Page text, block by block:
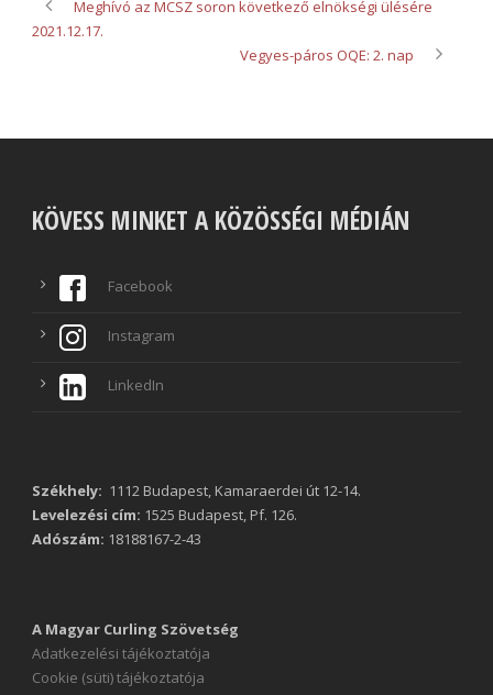
Meghívó az MCSZ soron következő elnökségi ülésére
2021.12.17.
Vegyes-páros OQE: 2. nap
KÖVESS MINKET A KÖZÖSSÉGI MÉDIÁN
Facebook
Instagram
LinkedIn
Székhely: 1112 Budapest, Kamaraerdei út 12-14.
Levelezési cím: 1525 Budapest, Pf. 126.
Adószám: 18188167-2-43
A Magyar Curling Szövetség
Adatkezelési tájékoztatója
Cookie (süti) tájékoztatója